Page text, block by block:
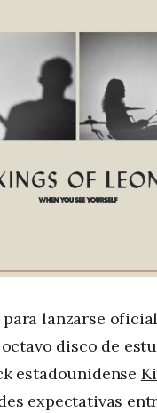
lanzarse
disco de
estadounidense
expectativas